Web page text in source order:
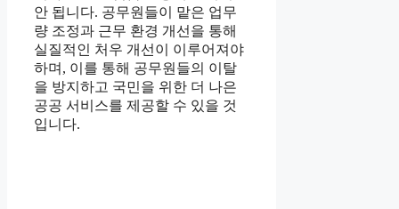
안 됩니다. 공무원들이 맡은 업무
량 조정과 근무 환경 개선을 통해
실질적인 처우 개선이 이루어져야
하며, 이를 통해 공무원들의 이탈
을 방지하고 국민을 위한 더 나은
공공 서비스를 제공할 수 있을 것
입니다.